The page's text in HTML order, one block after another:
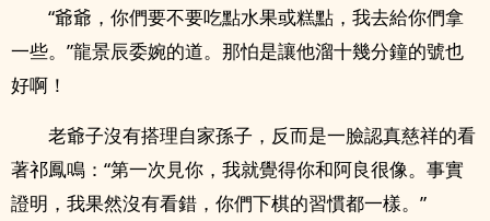
“爺爺，你們要不要吃點水果或糕點，我去給你們拿
一些。”龍景辰委婉的道。那怕是讓他溜十幾分鐘的號也
好啊！
老爺子沒有搭理自家孫子，反而是一臉認真慈祥的看
著祁鳳鳴：“第一次見你，我就覺得你和阿良很像。事實
證明，我果然沒有看錯，你們下棋的習慣都一樣。”